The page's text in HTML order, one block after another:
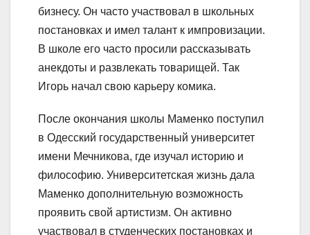
бизнесу. Он часто участвовал в школьных
постановках и имел талант к импровизации.
В школе его часто просили рассказывать
анекдоты и развлекать товарищей. Так
Игорь начал свою карьеру комика.
После окончания школы Маменко поступил
в Одесский государственный университет
имени Мечникова, где изучал историю и
философию. Университетская жизнь дала
Маменко дополнительную возможность
проявить свой артистизм. Он активно
участвовал в студенческих постановках и